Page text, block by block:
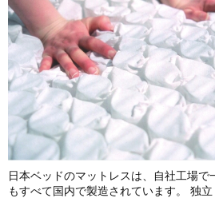
日本ベッドのマットレスは、自社工場
もすべて国内で製造されています。 独